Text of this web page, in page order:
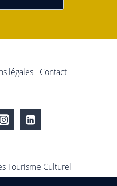
légales Contact
Tourisme Culturel